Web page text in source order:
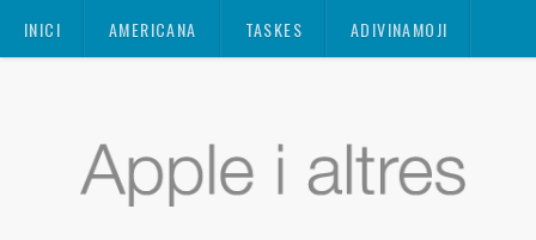
INICI AMERICANA TASKES ADIVINAMOJI